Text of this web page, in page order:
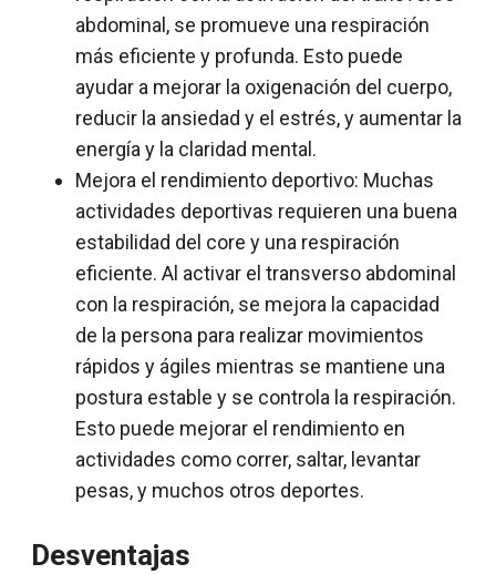
abdominal, se promueve una respiración
más eficiente y profunda. Esto puede
ayudar a mejorar la oxigenación del cuerpo,
reducir la ansiedad y el estrés, y aumentar la
energía y la claridad mental.
Mejora el rendimiento deportivo: Muchas
actividades deportivas requieren una buena
estabilidad del core y una respiración
eficiente. Al activar el transverso abdominal
con la respiración, se mejora la capacidad
de la persona para realizar movimientos
rápidos y ágiles mientras se mantiene una
postura estable y se controla la respiración.
Esto puede mejorar el rendimiento en
actividades como correr, saltar, levantar
pesas, y muchos otros deportes.
Desventajas